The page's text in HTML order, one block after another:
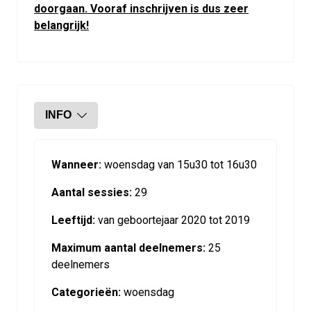
doorgaan. Vooraf inschrijven is dus zeer
belangrijk!
INFO
Wanneer: woensdag van 15u30 tot 16u30
Aantal sessies: 29
Leeftijd: van geboortejaar 2020 tot 2019
Maximum aantal deelnemers: 25
deelnemers
Categorieën: woensdag